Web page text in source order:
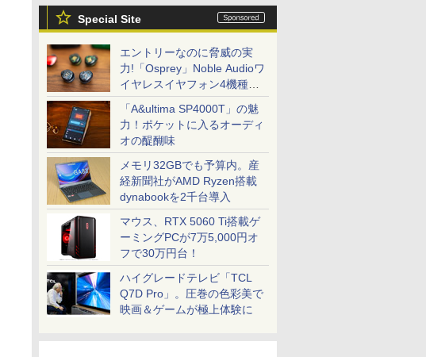
Special Site
エントリーなのに脅威の実
力!「Osprey」Noble Audioワ
イヤレスイヤフォン4機種を
一気に聴く
「A&ultima SP4000T」の魅
力！ポケットに入るオーディ
オの醍醐味
メモリ32GBでも予算内。産
経新聞社がAMD Ryzen搭載
dynabookを2千台導入
マウス、RTX 5060 Ti搭載ゲ
ーミングPCが7万5,000円オ
フで30万円台！
ハイグレードテレビ「TCL
Q7D Pro」。圧巻の色彩美で
映画＆ゲームが極上体験に